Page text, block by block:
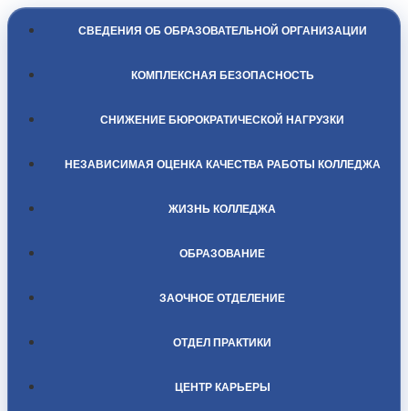
СВЕДЕНИЯ ОБ ОБРАЗОВАТЕЛЬНОЙ ОРГАНИЗАЦИИ
КОМПЛЕКСНАЯ БЕЗОПАСНОСТЬ
СНИЖЕНИЕ БЮРОКРАТИЧЕСКОЙ НАГРУЗКИ
НЕЗАВИСИМАЯ ОЦЕНКА КАЧЕСТВА РАБОТЫ КОЛЛЕДЖА
ЖИЗНЬ КОЛЛЕДЖА
ОБРАЗОВАНИЕ
ЗАОЧНОЕ ОТДЕЛЕНИЕ
ОТДЕЛ ПРАКТИКИ
ЦЕНТР КАРЬЕРЫ